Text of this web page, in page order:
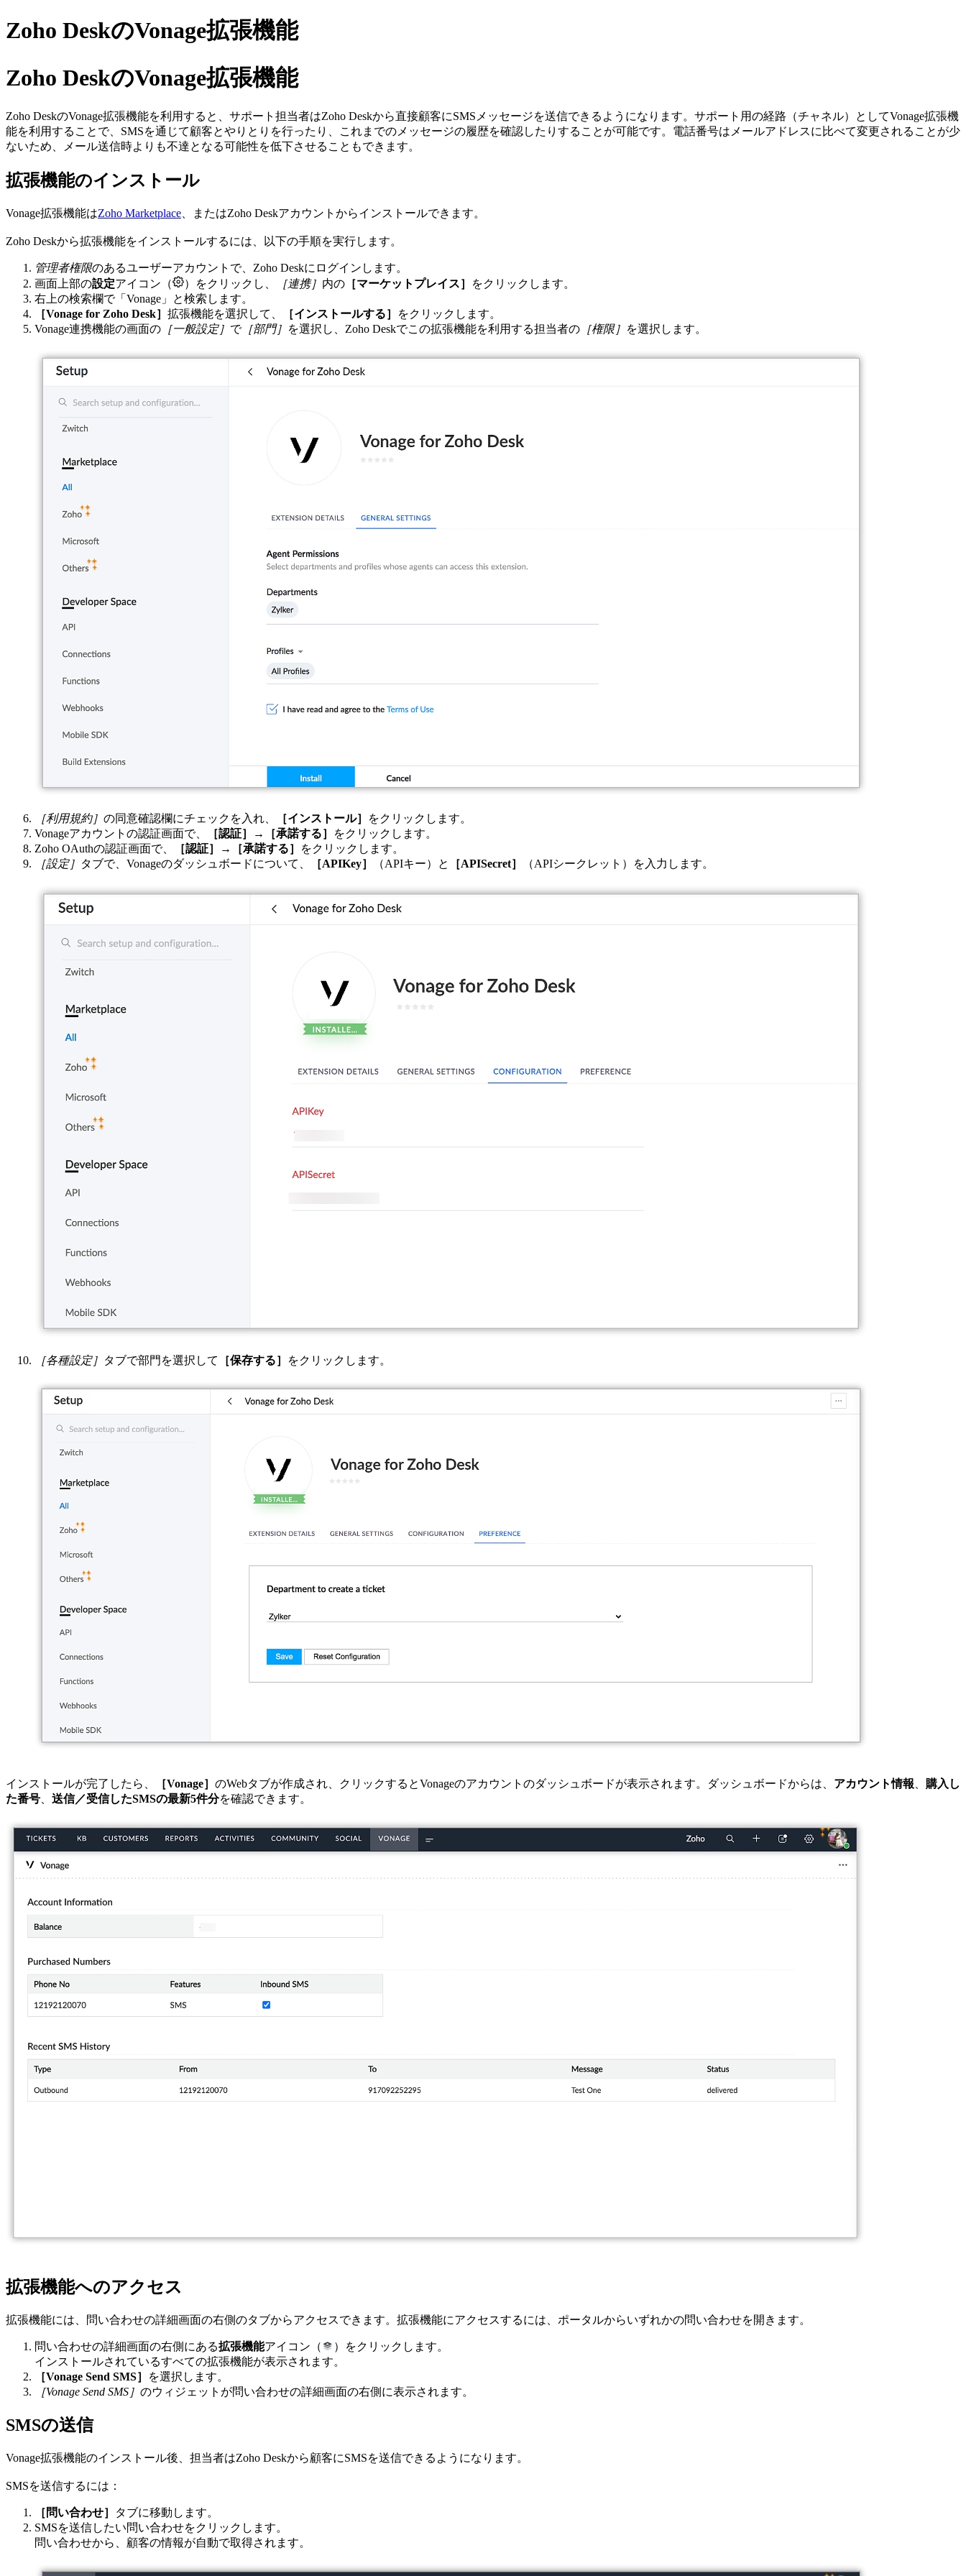
Zoho DeskのVonage拡張機能
Zoho DeskのVonage拡張機能
Zoho DeskのVonage拡張機能を利用すると、サポート担当者はZoho Deskから直接顧客にSMSメッセージを送信できるようになります。サポート用の経路（チャネル）としてVonage拡張機
能を利用することで、SMSを通じて顧客とやりとりを行ったり、これまでのメッセージの履歴を確認したりすることが可能です。電話番号はメールアドレスに比べて変更されることが少
ないため、メール送信時よりも不達となる可能性を低下させることもできます。
拡張機能のインストール
Vonage拡張機能はZoho Marketplace 、またはZoho Deskアカウントからインストールできます。
Zoho Deskから拡張機能をインストールするには、以下の手順を実行します。
管理者権限のあるユーザーアカウントで、Zoho Deskにログインします。
画面上部の設定アイコン（ ）をクリックし、 ［連携］ 内の ［マーケットプレイス］
をクリックします。
右上の検索欄で「Vonage」と検索します。
［Vonage for Zoho Desk］ 拡張機能を選択して、 ［インストールする］
をクリックします。
Vonage連携機能の画面の ［一般設定］ で［部門］ を選択し、Zoho Deskでこの拡張機能を利用する担当者の ［権限］ を選択します。
［利用規約］ の同意確認欄にチェックを入れ、 ［インストール］
をクリックします。
Vonageアカウントの認証画面で、
［認証］ → ［承諾する］
をクリックします。
Zoho OAuthの認証画面で、
［認証］ → ［承諾する］
をクリックします。
［設定］ タブで、Vonageのダッシュボードについて、 ［APIKey］ （APIキー）と ［APISecret］ （APIシークレット）を入力します。
［各種設定］ タブで部門を選択して ［保存する］ をクリックします。
インストールが完了したら、 ［Vonage］ のWebタブが作成され、クリックするとVonageのアカウントのダッシュボードが表示されます。ダッシュボードからは、 アカウント情報
購入し
た番号
送信／受信したSMSの最新5件分を確認できます。
拡張機能へのアクセス
拡張機能には、問い合わせの詳細画面の右側のタブからアクセスできます。拡張機能にアクセスするには、ポータルからいずれかの問い合わせを開きます。
問い合わせの詳細画面の右側にある拡張機能アイコン（
）をクリックします。
インストールされているすべての拡張機能が表示されます。
［Vonage Send SMS］
を選択します。
［Vonage Send SMS］ のウィジェットが問い合わせの詳細画面の右側に表示されます。
SMSの送信
Vonage拡張機能のインストール後、担当者はZoho Deskから顧客にSMSを送信できるようになります。
SMSを送信するには：
［問い合わせ］
タブに移動します。
SMSを送信したい問い合わせをクリックします。
問い合わせから、顧客の情報が自動で取得されます。